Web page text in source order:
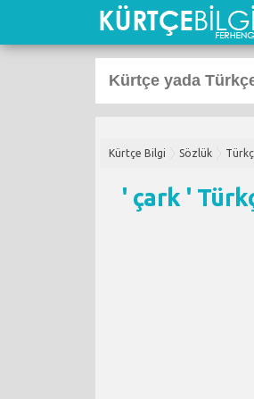
Kürtçe Bilgi Sözlük
' çark '